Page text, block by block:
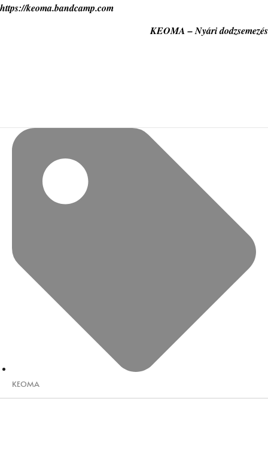
https://keoma.bandcamp.com
KEOMA – Nyári dodzsemezés
KEOMA